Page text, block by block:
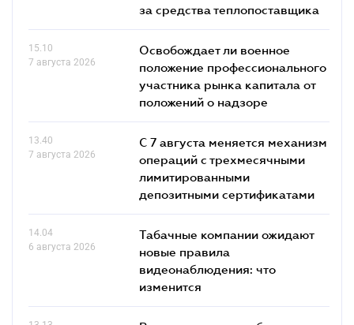
за средства теплопоставщика
15.10
7 августа 2026
Освобождает ли военное
положение профессионального
участника рынка капитала от
положений о надзоре
13.40
7 августа 2026
С 7 августа меняется механизм
операций с трехмесячными
лимитированными
депозитными сертификатами
14.04
6 августа 2026
Табачные компании ожидают
новые правила
видеонаблюдения: что
изменится